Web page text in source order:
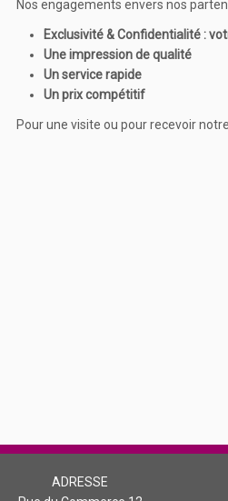
Nos engagements envers nos
Exclusivité & Confidentialité :
Une impression de qualité
Un service rapide
Un prix compétitif
Pour une visite ou pour recevoir
ADRESSE